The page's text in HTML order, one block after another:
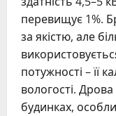
перевищує 1%.
за якістю, але
потужності – її
вологості.
будинках,